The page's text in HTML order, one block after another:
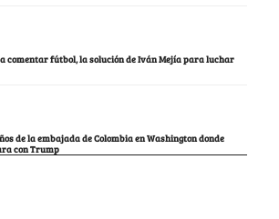
comentar fútbol, la solución de Iván Mejía para luchar
de la embajada de Colombia en Washington donde
con Trump